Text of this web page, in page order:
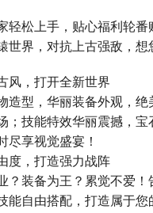
轻松上手，贴心福利轮番
世界，对抗上古强敌，想
风，打开全新世界
造型，华丽装备外观，
；技能特效华丽震撼，
尽享视觉盛宴！
度，打造强力战阵
？装备为王？累觉不爱
能自由搭配，打造属于